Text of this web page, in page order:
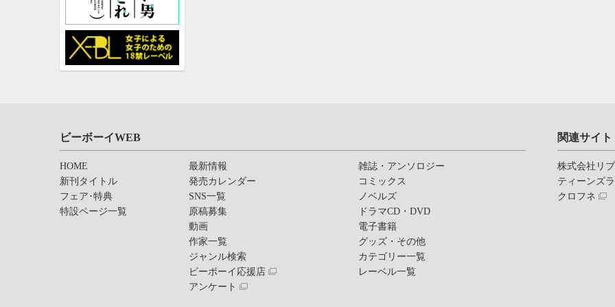
ビーボーイWEB
HOME
新刊タイトル
フェア･特典
特設ページ一覧
最新情報
発売カレンダー
SNS一覧
原稿募集
動画
作家一覧
ジャンル検索
ビーボーイ応援店
アンケート
雑誌・アンソロジー
コミックス
ノベルズ
ドラマCD・DVD
電子書籍
グッズ・その他
カテゴリー一覧
レーベル一覧
関連サイト
株式会社リ
ティーンズ
クロフネ